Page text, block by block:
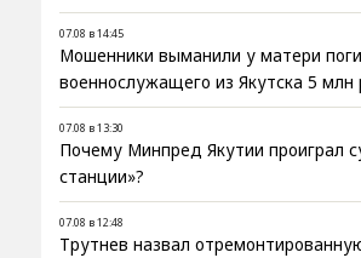
07.08 в 14:45
Мошенники выманили у матери
военнослужащего из Якутска 5 млн
07.08 в 13:30
Почему Минпред Якутии проиграл
станции»?
07.08 в 12:48
Трутнев назвал